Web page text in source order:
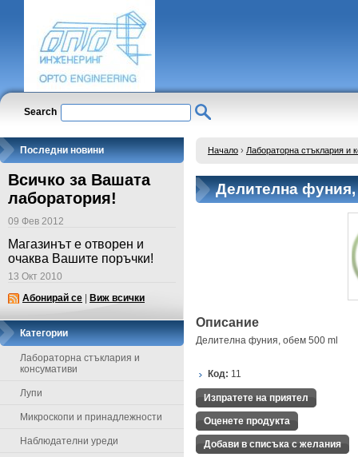
Search
Последни новини
Всичко за Вашата
лаборатория!
09 Фев 2012
Магазинът е отворен и
очаква Вашите поръчки!
13 Окт 2010
Абонирай се
Виж всички
Категории
Лабораторна стъклария и
консумативи
Лупи
Микроскопи и принадлежности
Наблюдателни уреди
Начало › Лабораторна стъклария и
Делителна
Описание
Делителна фуния, обем 500 ml
Код: 11
Изпратете на приятел
Оценете продукта
Добави в списъка с желания